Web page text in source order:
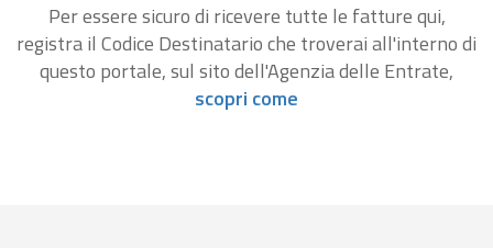
Per essere sicuro di ricevere tutte le fatture qui,
registra il Codice Destinatario che troverai all'interno di
questo portale, sul sito dell'Agenzia delle Entrate,
scopri come